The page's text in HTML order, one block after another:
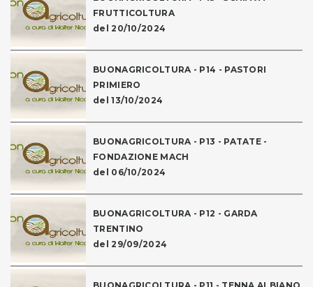
FRUTTICOLTURA
del 20/10/2024
BUONAGRICOLTURA - P14 - PASTORI
PRIMIERO
del 13/10/2024
BUONAGRICOLTURA - P13 - PATATE -
FONDAZIONE MACH
del 06/10/2024
BUONAGRICOLTURA - P12 - GARDA
TRENTINO
del 29/09/2024